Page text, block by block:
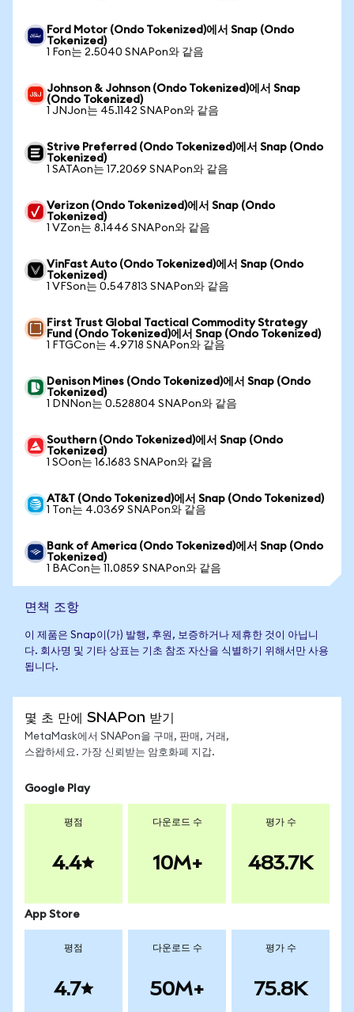
Ford Motor (Ondo Tokenized)에서 Snap (Ondo
Tokenized)
1 Fon는 2.5040 SNAPon와 같음
Johnson & Johnson (Ondo Tokenized)에서 Snap
(Ondo Tokenized)
1 JNJon는 45.1142 SNAPon와 같음
Strive Preferred (Ondo Tokenized)에서 Snap (Ondo
Tokenized)
1 SATAon는 17.2069 SNAPon와 같음
Verizon (Ondo Tokenized)에서 Snap (Ondo
Tokenized)
1 VZon는 8.1446 SNAPon와 같음
VinFast Auto (Ondo Tokenized)에서 Snap (Ondo
Tokenized)
1 VFSon는 0.547813 SNAPon와 같음
First Trust Global Tactical Commodity Strategy
Fund (Ondo Tokenized)에서 Snap (Ondo Tokenized)
1 FTGCon는 4.9718 SNAPon와 같음
Denison Mines (Ondo Tokenized)에서 Snap (Ondo
Tokenized)
1 DNNon는 0.528804 SNAPon와 같음
Southern (Ondo Tokenized)에서 Snap (Ondo
Tokenized)
1 SOon는 16.1683 SNAPon와 같음
AT&T (Ondo Tokenized)에서 Snap (Ondo Tokenized)
1 Ton는 4.0369 SNAPon와 같음
Bank of America (Ondo Tokenized)에서 Snap (Ondo
Tokenized)
1 BACon는 11.0859 SNAPon와 같음
면책 조항
이 제품은 Snap이(가) 발행, 후원, 보증하거나 제휴한 것이 아닙니
다. 회사명 및 기타 상표는 기초 참조 자산을 식별하기 위해서만 사용
됩니다.
몇 초 만에 SNAPon 받기
MetaMask에서 SNAPon을 구매, 판매, 거래,
스왑하세요. 가장 신뢰받는 암호화폐 지갑.
Google Play
평점
4.4
다운로드 수
10M+
평가 수
483.7K
App Store
평점
4.7
다운로드 수
50M+
평가 수
75.8K